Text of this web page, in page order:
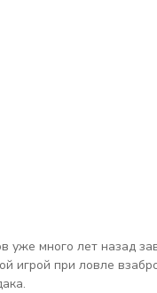
уже много лет назад
игрой при ловле